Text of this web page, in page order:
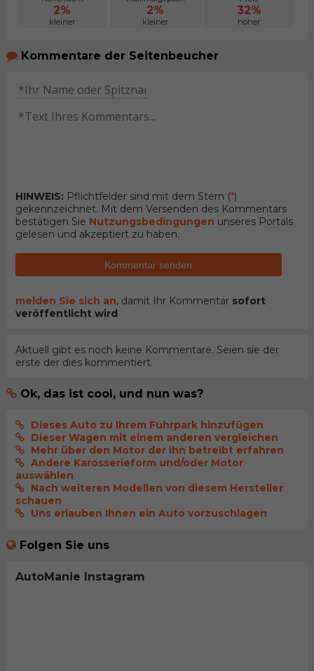
2%
kleiner
2%
kleiner
32%
höher
Kommentare der Seitenbeucher
HINWEIS: Pflichtfelder sind mit dem Stern (*)
gekennzeichnet. Mit dem Versenden des Kommentars
bestätigen Sie Nutzungsbedingungen unseres Portals
gelesen und akzeptiert zu haben.
Kommentar senden
melden Sie sich an, damit Ihr Kommentar sofort
veröffentlicht wird
Aktuell gibt es noch keine Kommentare. Seien sie der
erste der dies kommentiert.
Ok, das ist cool, und nun was?
Dieses Auto zu Ihrem Fuhrpark hinzufügen
Dieser Wagen mit einem anderen vergleichen
Mehr über den Motor der ihn betreibt erfahren
Andere Karosserieform und/oder Motor
auswählen
Nach weiteren Modellen von diesem Hersteller
schauen
Uns erlauben Ihnen ein Auto vorzuschlagen
Folgen Sie uns
AutoManie Instagram